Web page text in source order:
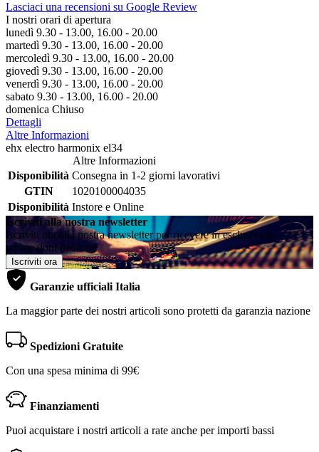
Lasciaci una recensioni su Google Review
I nostri orari di apertura
lunedì 9.30 - 13.00, 16.00 - 20.00
martedì 9.30 - 13.00, 16.00 - 20.00
mercoledì 9.30 - 13.00, 16.00 - 20.00
giovedì 9.30 - 13.00, 16.00 - 20.00
venerdì 9.30 - 13.00, 16.00 - 20.00
sabato 9.30 - 13.00, 16.00 - 20.00
domenica Chiuso
Dettagli
Altre Informazioni
ehx electro harmonix el34
Altre Informazioni
Disponibilità Consegna in 1-2 giorni lavorativi
GTIN
1020100004035
Disponibilità Instore e Online
Iscriviti alla nostra newsletter
Iscriviti ora alla nostra newsletter per ricevere in esclusiva le
promozioni dedicate
Iscriviti ora
Garanzie ufficiali Italia
La maggior parte dei nostri articoli sono protetti da garanzia nazione
Spedizioni Gratuite
Con una spesa minima di 99€
Finanziamenti
Puoi acquistare i nostri articoli a rate anche per importi bassi